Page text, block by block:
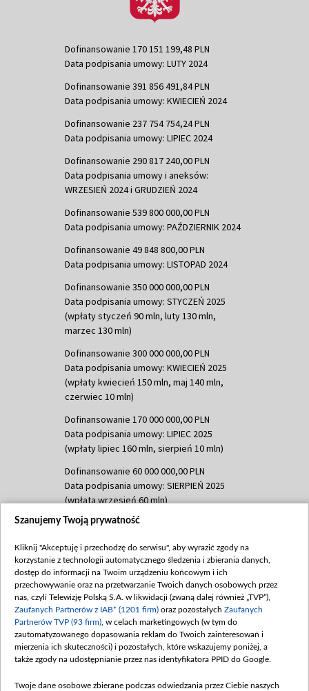
Dofinansowanie 170 151 199,48 PLN
Data podpisania umowy: LUTY 2024
Dofinansowanie 391 856 491,84 PLN
Data podpisania umowy: KWIECIEŃ 2024
Dofinansowanie 237 754 754,24 PLN
Data podpisania umowy: LIPIEC 2024
Dofinansowanie 290 817 240,00 PLN
Data podpisania umowy i aneksów:
WRZESIEŃ 2024 i GRUDZIEŃ 2024
Dofinansowanie 539 800 000,00 PLN
Data podpisania umowy: PAŹDZIERNIK 2024
Dofinansowanie 49 848 800,00 PLN
Data podpisania umowy: LISTOPAD 2024
Dofinansowanie 350 000 000,00 PLN
Data podpisania umowy: STYCZEŃ 2025
(wpłaty styczeń 90 mln, luty 130 mln,
marzec 130 mln)
Dofinansowanie 300 000 000,00 PLN
Data podpisania umowy: KWIECIEŃ 2025
(wpłaty kwiecień 150 mln, maj 140 mln,
czerwiec 10 mln)
Dofinansowanie 170 000 000,00 PLN
Data podpisania umowy: LIPIEC 2025
(wpłaty lipiec 160 mln, sierpień 10 mln)
Dofinansowanie 60 000 000,00 PLN
Data podpisania umowy: SIERPIEŃ 2025
(wpłata wrzesień 60 mln)
Dofinansowanie 635 783 051,21 PLN
(wpłata wrzesień 100 mln, październik 350
mln, listopad 265 mln)
Dofinansowanie 48 862 000,00 PLN
Data podpisania umowy: GRUDZIEŃ 2025
(wpłata grudzień 60,548 mln)
Dofinansowanie 900 000 000,00 PLN
Data podpisania umowy: LUTY 2026 (wpłata
kwiecień 180 mln, 7 maja 180 mln, 8
Szanujemy Twoją prywatność
Kliknij "Akceptuję i przechodzę do serwisu", aby wyrazić zgody na
korzystanie z technologii automatycznego śledzenia i zbierania danych,
dostęp do informacji na Twoim urządzeniu końcowym i ich
przechowywanie oraz na przetwarzanie Twoich danych osobowych przez
nas, czyli Telewizję Polską S.A. w likwidacji (zwaną dalej również „TVP”),
Zaufanych Partnerów z IAB* (1201 firm) oraz pozostałych Zaufanych
Partnerów TVP (93 firm) , w celach marketingowych (w tym do
zautomatyzowanego dopasowania reklam do Twoich zainteresowań i
mierzenia ich skuteczności) i pozostałych, które wskazujemy poniżej, a
także zgody na udostępnianie przez nas identyfikatora PPID do Google.
Twoje dane osobowe zbierane podczas odwiedzania przez Ciebie naszych